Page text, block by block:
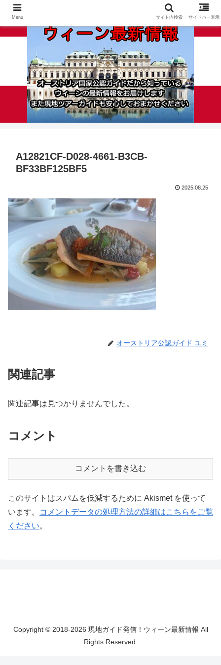
A12821CF-D028-4661-B3CB-
BF33BF125BF5
2025.08.25
オーストリア公認ガイド ユミ
関連記事
関連記事は見つかりませんでした。
コメント
コメントを書き込む
このサイトはスパムを低減するために Akismet を使って
います。
コメントデータの処理方法の詳細はこちらをご覧
ください。
Copyright © 2018-2026 現地ガイド発信！ウィーン最新情報 All
Rights Reserved.
Menu サイト内検索 サイドバー表示